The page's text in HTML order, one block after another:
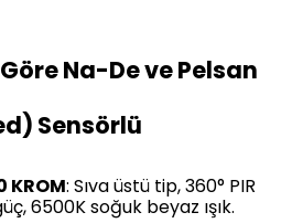
Na-De ve Pelsan
Sensörlü
KROM: Sıva üstü tip, 360° PIR
6500K soğuk beyaz ışık.